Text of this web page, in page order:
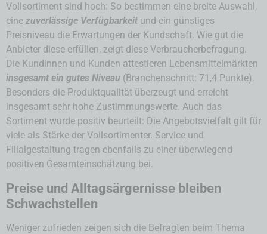
Vollsortiment sind hoch: So bestimmen eine breite Auswahl,
eine zuverlässige Verfügbarkeit und ein günstiges
Preisniveau die Erwartungen der Kundschaft. Wie gut die
Anbieter diese erfüllen, zeigt diese Verbraucherbefragung.
Die Kundinnen und Kunden attestieren Lebensmittelmärkten
insgesamt ein gutes Niveau (Branchenschnitt: 71,4 Punkte).
Besonders die Produktqualität überzeugt und erreicht
insgesamt sehr hohe Zustimmungswerte. Auch das
Sortiment wurde positiv beurteilt: Die Angebotsvielfalt gilt für
viele als Stärke der Vollsortimenter. Service und
Filialgestaltung tragen ebenfalls zu einer überwiegend
positiven Gesamteinschätzung bei.
Preise und Alltagsärgernisse bleiben
Schwachstellen
Weniger zufrieden zeigen sich die Befragten beim Thema